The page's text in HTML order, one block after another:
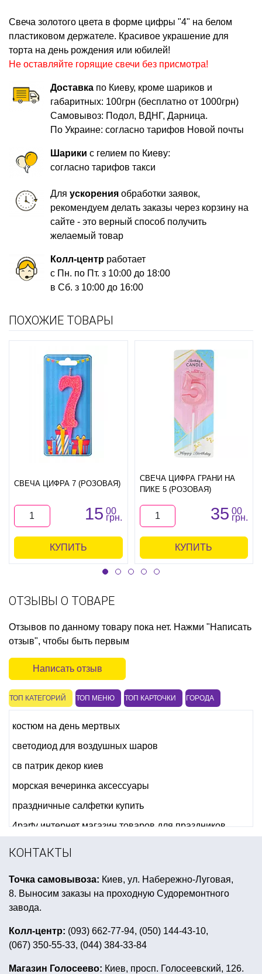
Свеча золотого цвета в форме цифры "4" на белом
пластиковом держателе. Красивое украшение для
торта на день рождения или юбилей!
Не оставляйте горящие свечи без присмотра!
Доставка по Киеву, кроме шариков и
габаритных: 100грн (бесплатно от 1000грн)
Самовывоз: Подол, ВДНГ, Дарница.
По Украине: согласно тарифов Новой почты
Шарики с гелием по Киеву:
согласно тарифов такси
Дляускорения обработки заявок,
рекомендуем делать заказы через корзину на
сайте - это верный способ получить
желаемый товар
Колл-центр работает
с Пн. по Пт. з 10:00 до 18:00
в Сб. з 10:00 до 16:00
ПОХОЖИЕ ТОВАРЫ
СВЕЧА ЦИФРА 7 (РОЗОВАЯ)
15 00
грн.
КУПИТЬ
СВЕЧА ЦИФРА ГРАНИ НА
ПИКЕ 5 (РОЗОВАЯ)
35 00
грн.
КУПИТЬ
ОТЗЫВЫ О ТОВАРЕ
Отзывов по данному товару пока нет. Нажми "Написать
отзыв", чтобы быть первым
Написать отзыв
ТОП КАТЕГОРИЙ ТОП МЕНЮ ТОП КАРТОЧКИ ГОРОДА
костюм на день мертвых
светодиод для воздушных шаров
св патрик декор киев
морская вечеринка аксессуары
праздничные салфетки купить
4party интернет магазин товаров для праздников
шарики с героями мультфильмов
прикольный диплом
ковбойская вечеринка купить
день рождение человек паук
детская карнавальная маска
КОНТАКТЫ
Точка самовывоза: Киев, ул. Набережно-Луговая,
8. Выносим заказы на проходную Судоремонтного
завода.
Колл-центр: (093) 662-77-94, (050) 144-43-10,
(067) 350-55-33, (044) 384-33-84
Магазин Голосеево: Киев, просп. Голосеевский, 126.